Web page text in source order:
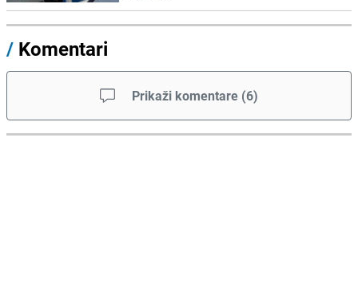
/ Komentari
Prikaži komentare (6)